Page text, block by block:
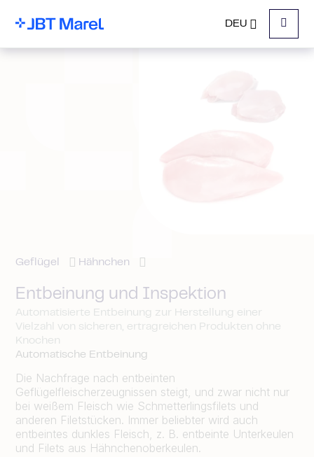
DEU
Menu
Geflügel Hähnchen
Entbeinung und Inspektion
Automatisierte Entbeinung zur Herstellung einer
Vielzahl von sicheren, ertragreichen Produkten ohne
Knochen
Automatische Entbeinung
Die Nachfrage nach entbeinten
Geflügelfleischerzeugnissen steigt, und zwar nicht nur
bei weißem Fleisch wie Schmetterlingsfilets und
anderen Filetstücken. Immer beliebter wird auch
entbeintes dunkles Fleisch, z. B. entbeinte Unterkeulen
und Filets aus Hähnchenoberkeulen.